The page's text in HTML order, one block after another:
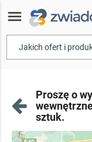
menu
Proszę o
sztuk.